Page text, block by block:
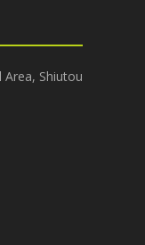
Area, Shiutou